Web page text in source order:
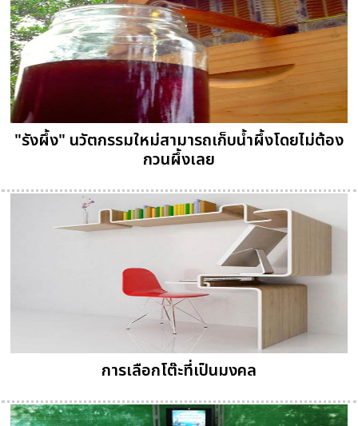
"รังผึ้ง" นวัตกรรมใหม่สามารถเก็บน้ำผึ้งโดยไม่ต้อง
กวนผึ้งเลย
การเลือกโต๊ะที่เป็นมงคล